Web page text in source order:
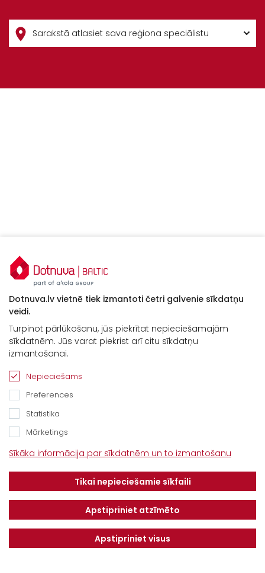
Kontakti
“Baltijas Ceļš”, Brankas, Cenu pagasts,
Jelgavas novads, LV-3043
Tel. +371 67913161
E-pasts:
info@dotnuvabaltic.lv
Kontakti
Vakances
Finansējums
Privātuma politika
MAKSĀJUMU KĀRTĪBA UN
NOTEIKUMI
Dotnuva.lv vietnē tiek izmantoti četri galvenie sīkdatņu
veidi.
Turpinot pārlūkošanu, jūs piekrītat nepieciešamajām
sīkdatnēm. Jūs varat piekrist arī citu sīkdatņu
izmantošanai.
Nepieciešams
Preferences
Statistika
Mārketings
Sīkāka informācija par sīkdatnēm un to izmantošanu
Tikai nepieciešamie sīkfaili
Apstipriniet atzīmēto
Apstipriniet visus